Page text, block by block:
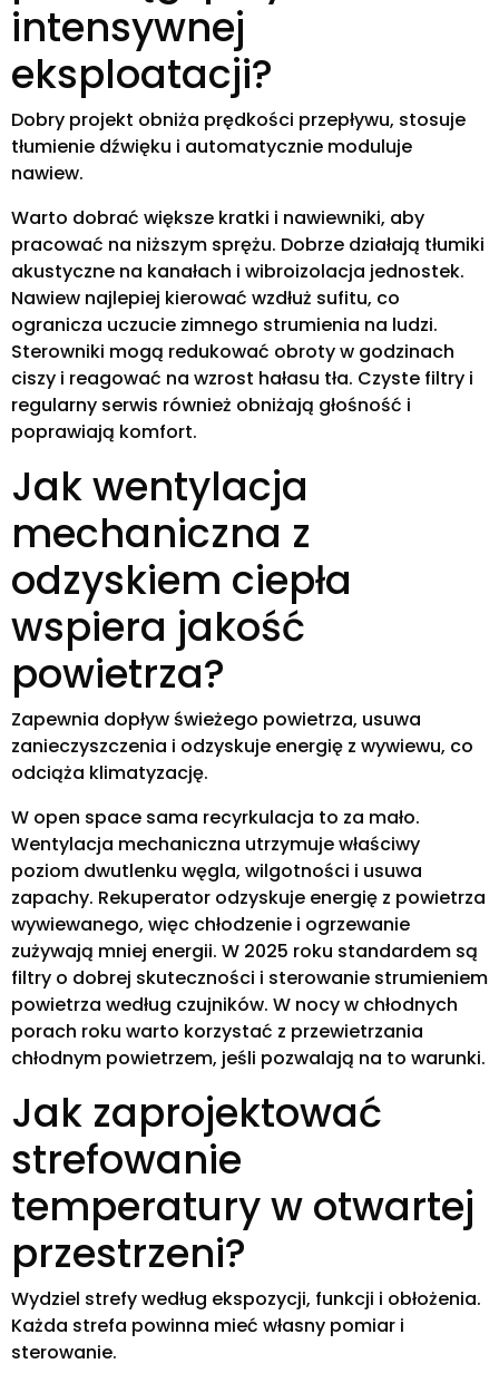
intensywnej
eksploatacji?
Dobry projekt obniża prędkości przepływu, stosuje
tłumienie dźwięku i automatycznie moduluje
nawiew.
Warto dobrać większe kratki i nawiewniki, aby
pracować na niższym sprężu. Dobrze działają tłumiki
akustyczne na kanałach i wibroizolacja jednostek.
Nawiew najlepiej kierować wzdłuż sufitu, co
ogranicza uczucie zimnego strumienia na ludzi.
Sterowniki mogą redukować obroty w godzinach
ciszy i reagować na wzrost hałasu tła. Czyste filtry i
regularny serwis również obniżają głośność i
poprawiają komfort.
Jak wentylacja
mechaniczna z
odzyskiem ciepła
wspiera jakość
powietrza?
Zapewnia dopływ świeżego powietrza, usuwa
zanieczyszczenia i odzyskuje energię z wywiewu, co
odciąża klimatyzację.
W open space sama recyrkulacja to za mało.
Wentylacja mechaniczna utrzymuje właściwy
poziom dwutlenku węgla, wilgotności i usuwa
zapachy. Rekuperator odzyskuje energię z powietrza
wywiewanego, więc chłodzenie i ogrzewanie
zużywają mniej energii. W 2025 roku standardem są
filtry o dobrej skuteczności i sterowanie strumieniem
powietrza według czujników. W nocy w chłodnych
porach roku warto korzystać z przewietrzania
chłodnym powietrzem, jeśli pozwalają na to warunki.
Jak zaprojektować
strefowanie
temperatury w otwartej
przestrzeni?
Wydziel strefy według ekspozycji, funkcji i obłożenia.
Każda strefa powinna mieć własny pomiar i
sterowanie.